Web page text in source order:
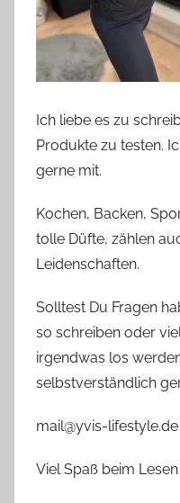
Ich liebe es zu
Produkte zu testen.
gerne mit.
Kochen, Backen,
tolle Düfte, zählen
Leidenschaften.
Solltest Du Fragen
so schreiben oder
irgendwas los
selbstverständlich
mail@yvis-lifestyle.de
Viel Spaß beim